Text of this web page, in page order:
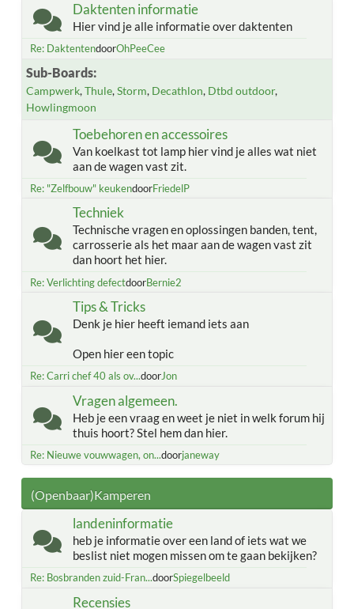
Daktenten informatie
Hier vind je alle informatie over daktenten
Re: DaktentendoorOhPeeCee
Sub-Boards
Campwerk Thule Storm Decathlon Dtbd outdoor
Howlingmoon
Toebehoren en accessoires
Van koelkast tot lamp hier vind je alles wat niet
aan de wagen vast zit.
Re: "Zelfbouw" keukendoorFriedelP
Techniek
Technische vragen en oplossingen banden, tent,
carrosserie als het maar aan de wagen vast zit
dan hoort het hier.
Re: Verlichting defectdoorBernie2
Tips & Tricks
Denk je hier heeft iemand iets aan
Open hier een topic
Re: Carri chef 40 als ov...doorJon
Vragen algemeen.
Heb je een vraag en weet je niet in welk forum hij
thuis hoort? Stel hem dan hier.
Re: Nieuwe vouwwagen, on...doorjaneway
(Openbaar)Kamperen
landeninformatie
heb je informatie over een land of iets wat we
beslist niet mogen missen om te gaan bekijken?
Re: Bosbranden zuid-Fran...doorSpiegelbeeld
Recensies